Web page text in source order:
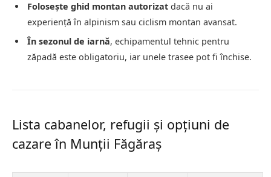
Folosește ghid montan autorizat dacă nu ai
experiență în alpinism sau ciclism montan avansat.
În sezonul de iarnă, echipamentul tehnic pentru
zăpadă este obligatoriu, iar unele trasee pot fi închise.
Lista cabanelor, refugii și opțiuni de
cazare în Munții Făgăraș